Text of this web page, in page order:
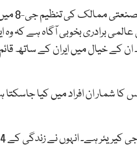
صدر
برادری بخوبی آگاہ ہے کہ وہ
کے خیال میں ایران کے ساتھ قائم
کا شمار ان افراد میں کیا